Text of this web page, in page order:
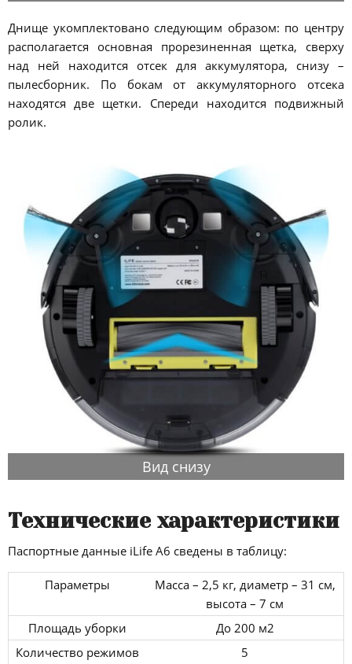
Днище укомплектовано следующим образом: по центру
располагается основная прорезиненная щетка, сверху
над ней находится отсек для аккумулятора, снизу –
пылесборник. По бокам от аккумуляторного отсека
находятся две щетки. Спереди находится подвижный
ролик.
Вид снизу
Технические характеристики
Паспортные данные iLife A6 сведены в таблицу:
Параметры
Масса – 2,5 кг, диаметр – 31 см,
высота – 7 см
Площадь уборки
До 200 м2
Количество режимов
5